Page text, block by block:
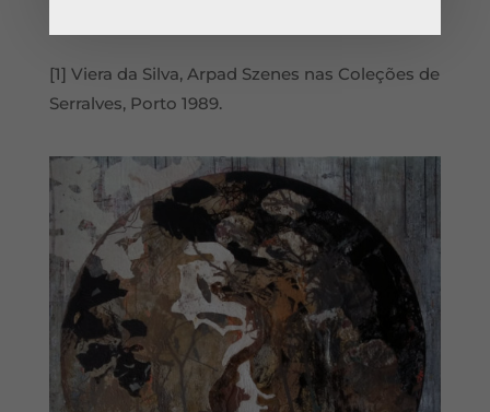
[1] Viera da Silva, Arpad Szenes nas Coleções de
Serralves, Porto 1989.